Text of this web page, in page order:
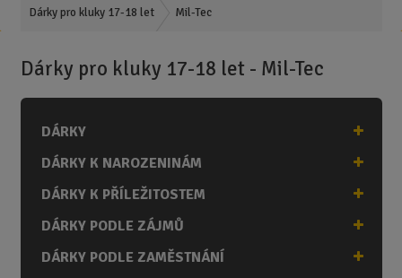
a
o
í
n
a
Dárky pro kluky 17-18 let Mil-Tec
Dárky pro kluky 17-18 let - Mil-Tec
DÁRKY
DÁRKY K NAROZENINÁM
DÁRKY K PŘÍLEŽITOSTEM
DÁRKY PODLE ZÁJMŮ
DÁRKY PODLE ZAMĚSTNÁNÍ